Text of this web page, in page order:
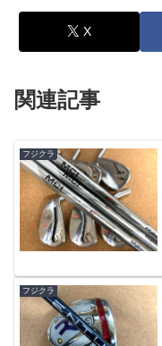
X
関連記事
フジクラ
フジクラ